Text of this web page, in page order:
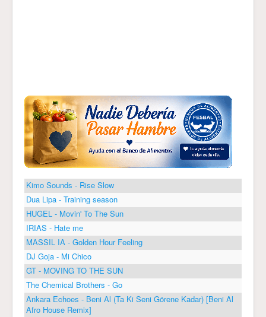
Kimo Sounds - Rise Slow
Dua Lipa - Training season
HUGEL - Movin' To The Sun
IRIAS - Hate me
MASSIL IA - Golden Hour Feeling
DJ Goja - Mi Chico
GT - MOVING TO THE SUN
The Chemical Brothers - Go
Ankara Echoes - Beni Al (Ta Ki Seni Görene Kadar) [Beni Al
Afro House Remix]